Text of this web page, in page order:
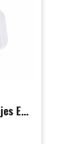
PU-schuim oordopjes EN 352-2 SNR 37 dB